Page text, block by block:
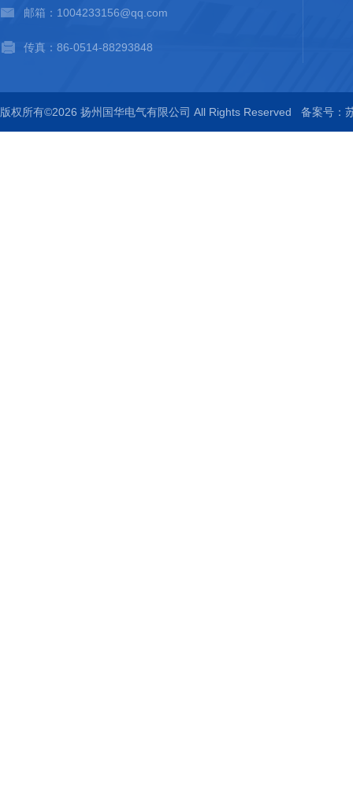
邮箱：1004233156@qq.com
传真：86-0514-88293848
版权所有©2026 扬州国华电气有限公司 All Rights Reserved 备案号：